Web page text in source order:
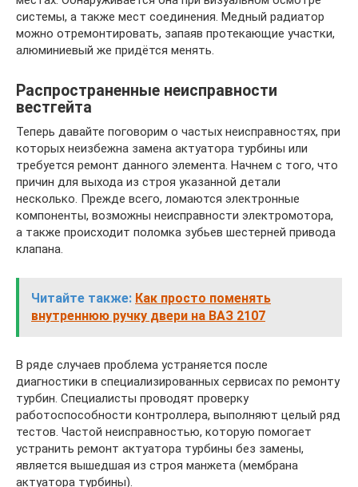
системы, а также мест соединения. Медный радиатор
можно отремонтировать, запаяв протекающие участки,
алюминиевый же придётся менять.
Распространенные неисправности
вестгейта
Теперь давайте поговорим о частых неисправностях, при
которых неизбежна замена актуатора турбины или
требуется ремонт данного элемента. Начнем с того, что
причин для выхода из строя указанной детали
несколько. Прежде всего, ломаются электронные
компоненты, возможны неисправности электромотора,
а также происходит поломка зубьев шестерней привода
клапана.
Читайте также: Как просто поменять
внутреннюю ручку двери на ВАЗ 2107
В ряде случаев проблема устраняется после
диагностики в специализированных сервисах по ремонту
турбин. Специалисты проводят проверку
работоспособности контроллера, выполняют целый ряд
тестов. Частой неисправностью, которую помогает
устранить ремонт актуатора турбины без замены,
является вышедшая из строя манжета (мембрана
актуатора турбины).